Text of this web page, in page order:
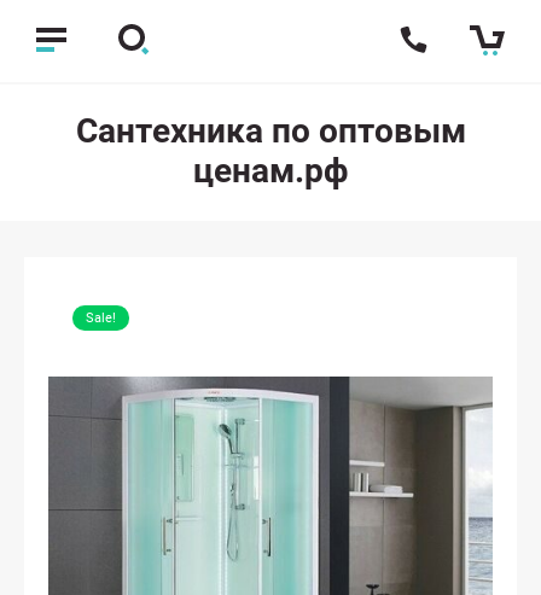
Сантехника по оптовым
ценам.рф
Sale!